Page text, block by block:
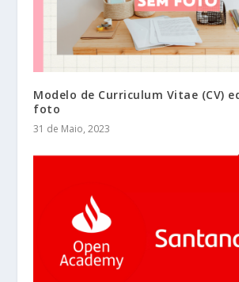
Modelo de Curriculum Vitae (CV)
foto
31 de Maio, 2023